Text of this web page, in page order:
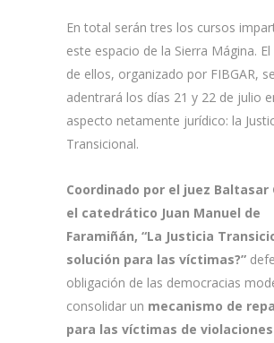
En total serán tres los cursos
este espacio de la Sierra Mágina.
de ellos, organizado por FIBGAR, se
adentrará los días 21 y 22 de julio
aspecto netamente jurídico: la
Transicional.
Coordinado por el juez Baltasar
el catedrático Juan Manuel de
Faramiñán, “La Justicia
solución para las víctimas?”
obligación de las democracias
consolidar un mecanismo de
para las víctimas de